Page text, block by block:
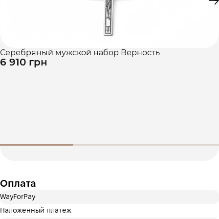
Це ще не оформлення кредитного договору. Ви просто
переходите до наступного кроку.
Купить
Серебряный мужской набор Верность
6 910 грн
Оплата
WayForPay
Наложенный платеж